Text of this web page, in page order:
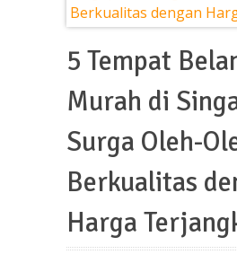
5 Tempat
Murah di
Surga Oleh-
Berkualitas
Harga